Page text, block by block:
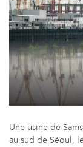
Une usine de
au sud de Séoul,